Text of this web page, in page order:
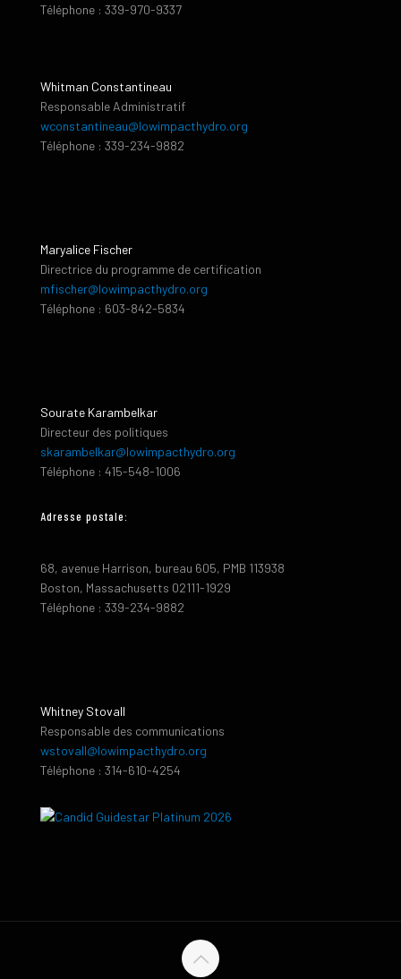
Téléphone : 339-970-9337
Whitman Constantineau
Responsable Administratif
wconstantineau@lowimpacthydro.org
Téléphone : 339-234-9882
Maryalice Fischer
Directrice du programme de certification
mfischer@lowimpacthydro.org
Téléphone : 603-842-5834
Sourate Karambelkar
Directeur des politiques
skarambelkar@lowimpacthydro.org
Téléphone : 415-548-1006
Adresse postale:
68, avenue Harrison, bureau 605, PMB 113938
Boston, Massachusetts 02111-1929
Téléphone : 339-234-9882
Whitney Stovall
Responsable des communications
wstovall@lowimpacthydro.org
Téléphone : 314-610-4254